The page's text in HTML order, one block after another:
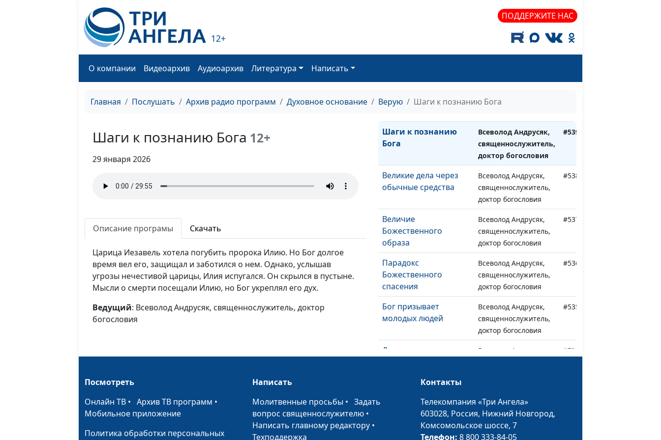
12+
ПОДДЕРЖИТЕ НАС
О компании Видеоархив Аудиоархив Литература Написать
Главная Послушать Архив радио программ Духовное основание Верую Шаги к познанию Бога
Шаги к познанию Бога 12+
29 января 2026
Описание програмы Скачать
Царица Иезавель хотела погубить пророка Илию. Но Бог долгое
время вел его, защищал и заботился о нем. Однако, услышав
угрозы нечестивой царицы, Илия испугался. Он скрылся в пустыне.
Мысли о смерти посещали Илию, но Бог укреплял его дух.
Ведущий: Всеволод Андрусяк, священнослужитель, доктор
богословия
учеников
священнослужитель,
Шаги к познанию
Бога
Всеволод Андрусяк,
священнослужитель,
доктор богословия
#539
Великие дела через
обычные средства
Всеволод Андрусяк,
священнослужитель,
доктор богословия
#538
Величие
Божественного
образа
Всеволод Андрусяк,
священнослужитель,
доктор богословия
#537
Парадокс
Божественного
спасения
Всеволод Андрусяк,
священнослужитель,
доктор богословия
#536
Бог призывает
молодых людей
Всеволод Андрусяк,
священнослужитель,
доктор богословия
#535
Духовное
Всеволод Андрусяк,
#534
радость спасения
священнослужитель,
доктор богословия
Восхождение на гору Всеволод Андрусяк,
Посмотреть
Онлайн ТВ • Архив ТВ программ •
Мобильное приложение
Политика обработки персональных
Написать
Молитвенные просьбы •Задать
вопрос священнослужителю •
Написать главному редактору •
Техподдержка
Контакты
Телекомпания «Три Ангела»
603028, Россия, Нижний Новгород,
Комсомольское шоссе, 7
Телефон: 8 800 333-84-05